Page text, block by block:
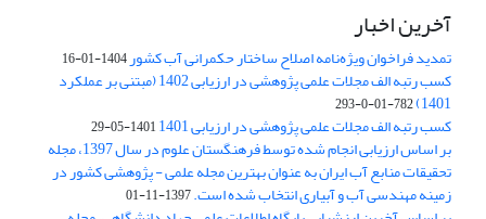
آخرین اخبار
تمدید فراخوان ویژه‌نامه اصلاح ساختار حکمرانی آب کشور1404-01-16
کسب رتبه الف مجلات علمی پژوهشی در ارزیابی 1402 (مبتنی بر عملکرد
1401)
782-01-0-293
کسب رتبه الف مجلات علمی پژوهشی در ارزیابی 1401 1401-05-29
بر اساس ارزیابی انجام شده توسط فرهنگستان علوم در سال 1397، مجله
تحقیقات منابع آب ایران به عنوان بهترین مجله علمی - پژوهشی کشور در
زمینه مهندسی آب و آبیاری انتخاب شده است.1397-11-01